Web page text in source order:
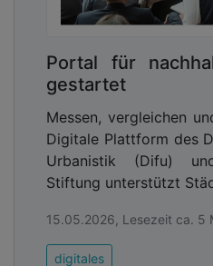
Kundennutzen im Fokus
Die
Gebäudemanagements
Energieeffizienz der
die Vorteile der neuen
Ralf Rostock, der
Gesellschafter von OAS
„Die Integration
sowie einem
BACnet und Niagara-
Portal für
gestartet
Messen, vergleichen
Digitale Plattform des
Urbanistik (Difu)
Stiftung unterstützt
15.05.2026, Lesezeit ca. 5
digitales